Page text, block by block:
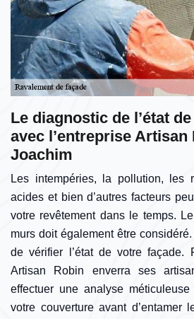
Le diagnostic de l’état
avec l’entreprise Artisan
Joachim
Les intempéries, la pollution, les
acides et bien d’autres facteurs
votre revêtement dans le temps.
murs doit également être
de vérifier l’état de votre façade.
Artisan Robin enverra ses
effectuer une analyse
votre couverture avant d’entamer